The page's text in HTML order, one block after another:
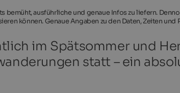
bemüht, ausführliche und genaue Infos zu liefern.
können. Genaue Angaben zu den Daten, Zeiten
im Spätsommer und
statt – ein